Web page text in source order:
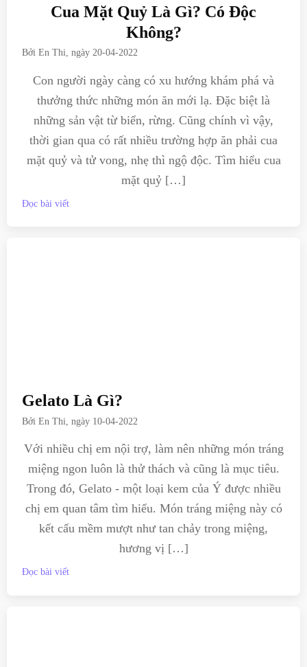
Cua Mặt Quỷ Là Gì? Có Độc
Không?
BởiEn Thi, ngày20-04-2022
Con người ngày càng có xu hướng khám phá và
thưởng thức những món ăn mới lạ. Đặc biệt là
những sản vật từ biển, rừng. Cũng chính vì vậy,
thời gian qua có rất nhiều trường hợp ăn phải cua
mặt quỷ và tử vong, nhẹ thì ngộ độc. Tìm hiểu cua
mặt quỷ […]
Đọc bài viết
Gelato Là Gì?
BởiEn Thi , ngày 10-04-2022
Với nhiều chị em nội trợ, làm nên những món tráng
miệng ngon luôn là thử thách và cũng là mục tiêu.
Trong đó, Gelato - một loại kem của Ý được nhiều
chị em quan tâm tìm hiểu. Món tráng miệng này có
kết cấu mềm mượt như tan chảy trong miệng,
hương vị […]
Đọc bài viết